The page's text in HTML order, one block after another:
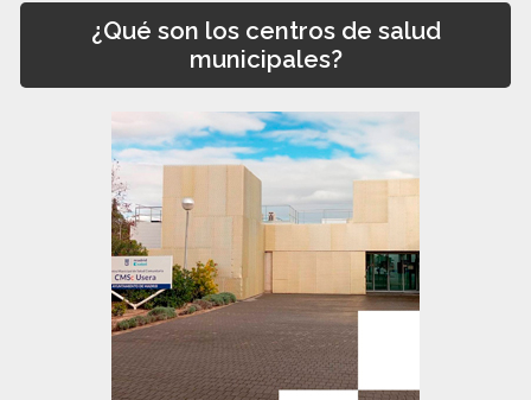
¿Qué son los centros de salud
municipales?